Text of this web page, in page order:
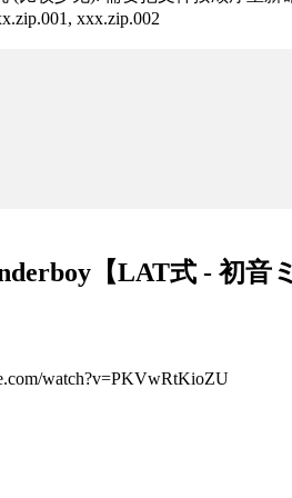
xxx.zip.002
【LAT式 - 初音
watch?v=PKVwRtKioZU